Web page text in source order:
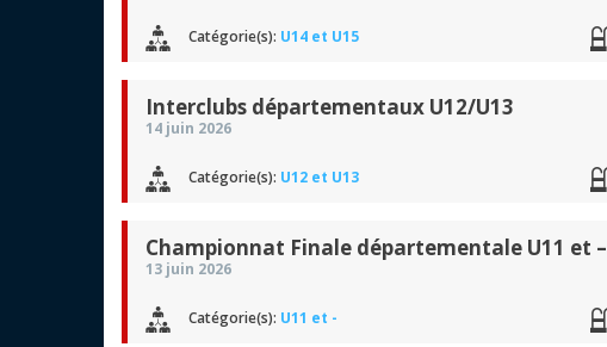
Catégorie(s): U14 et U15
Interclubs départementaux U12/U13
14 juin 2026
Catégorie(s): U12 et U13
Championnat Finale départementale U11 et –
13 juin 2026
Catégorie(s): U11 et -